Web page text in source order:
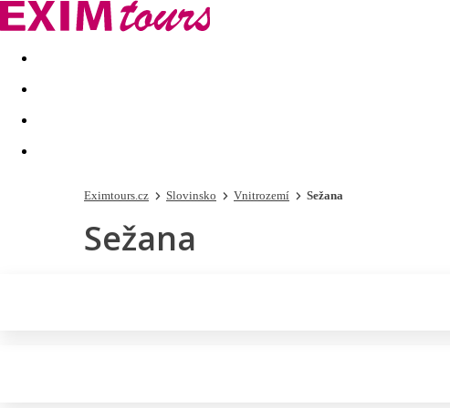
Akční nabídky Last minute
Eximtours.cz Slovinsko Vnitrozemí Sežana
Sežana